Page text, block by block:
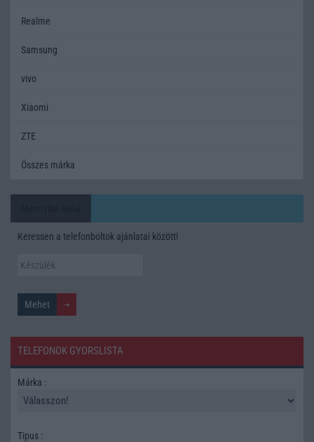
Realme
Samsung
vivo
Xiaomi
ZTE
Összes márka
Keressen a telefonboltok ajánlatai között!
TELEFONOK GYORSLISTA
Márka :
Tipus :